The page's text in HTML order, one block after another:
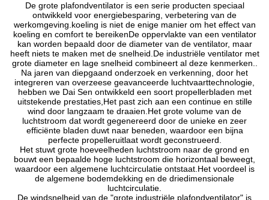
De grote plafondventilator is een serie producten speciaal
ontwikkeld voor energiebesparing, verbetering van de
werkomgeving.koeling is niet de enige manier om het effect van
koeling en comfort te bereikenDe oppervlakte van een ventilator
kan worden bepaald door de diameter van de ventilator, maar
heeft niets te maken met de snelheid.De industriële ventilator met
grote diameter en lage snelheid combineert al deze kenmerken..
Na jaren van diepgaand onderzoek en verkenning, door het
integreren van overzeese geavanceerde luchtvaarttechnologie,
hebben we Dai Sen ontwikkeld een soort propellerbladen met
uitstekende prestaties,Het past zich aan een continue en stille
wind door langzaam te draaien.Het grote volume van de
luchtstroom dat wordt gegenereerd door de unieke en zeer
efficiënte bladen duwt naar beneden, waardoor een bijna
perfecte propelleruitlaat wordt geconstrueerd.
Het stuwt grote hoeveelheden luchtstroom naar de grond en
bouwt een bepaalde hoge luchtstroom die horizontaal beweegt,
waardoor een algemene luchtcirculatie ontstaat.Het voordeel is
de algemene bodemdekking en de driedimensionale
luchtcirculatie.
De windsnelheid van de "grote industriële plafondventilator" is